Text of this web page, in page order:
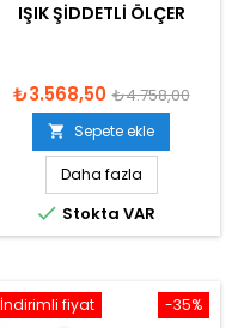
IŞIK ŞIDDETLI ÖLÇER
₺3.568,50 ₺4.758,00
 Sepete ekle
Daha fazla
 Stokta VAR
-35%
İndirimli fiyat